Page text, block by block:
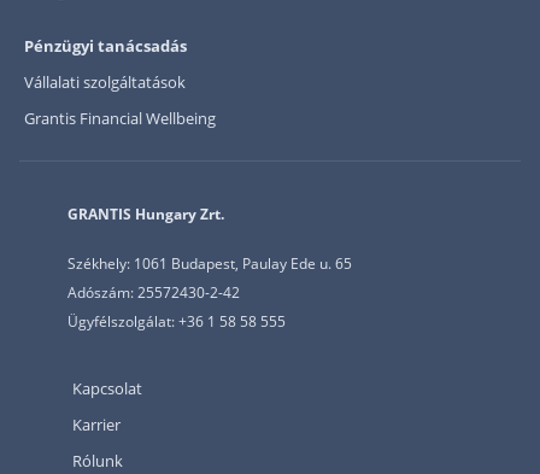
Pénzügyi tanácsadás
Vállalati szolgáltatások
Grantis Financial Wellbeing
GRANTIS Hungary Zrt.
Székhely: 1061 Budapest, Paulay Ede u. 65
Adószám: 25572430-2-42
Ügyfélszolgálat: +36 1 58 58 555
Kapcsolat
Karrier
Rólunk